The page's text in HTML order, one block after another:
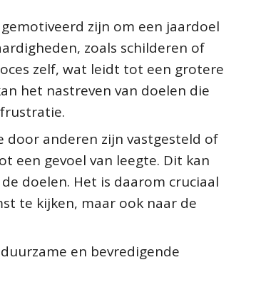
zijn om een jaardoel
zoals schilderen of
zelf, wat leidt tot een grotere
het nastreven van doelen die
door anderen zijn vastgesteld of
een gevoel van leegte. Dit kan
doelen. Het is daarom cruciaal
te kijken, maar ook naar de
en bevredigende